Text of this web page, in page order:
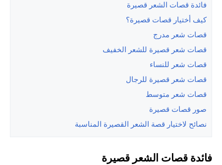
فائدة قصات الشعر قصيرة
كيف أختيار قصات قصيرة؟
قصات شعر مدرج
قصات شعر قصيرة للشعر الخفيف
قصات شعر للنساء
قصات شعر قصيرة للرجال
قصات شعر متوسط
صور قصات قصيرة
نصائح لاختيار قصة الشعر القصيرة المناسبة
فائدة قصات الشعر قصير ة